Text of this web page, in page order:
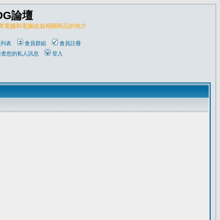
論壇
電腦和電腦改裝相關商品的地方
表 會員群組
會員註冊
您的私人訊息
登入